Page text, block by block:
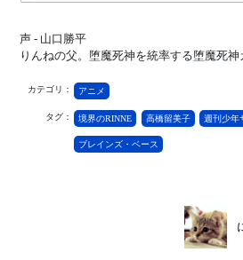
声 - 山口勝平
りんねの父。堕魔死神を統率する堕魔死神
カテゴリ： アニメ
タグ： 境界のRINNE 高橋留美子 週刊少年
ブレインズ・ベース